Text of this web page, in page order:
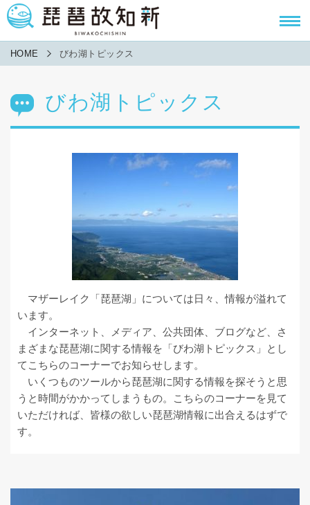
HOME びわ湖トピックス
びわ湖トピックス
マザーレイク「琵琶湖」については日々、情報が溢れて
います。
インターネット、メディア、公共団体、ブログなど、さ
まざまな琵琶湖に関する情報を「びわ湖トピックス」とし
てこちらのコーナーでお知らせします。
いくつものツールから琵琶湖に関する情報を探そうと思
うと時間がかかってしまうもの。こちらのコーナーを見て
いただければ、皆様の欲しい琵琶湖情報に出合えるはずで
す。